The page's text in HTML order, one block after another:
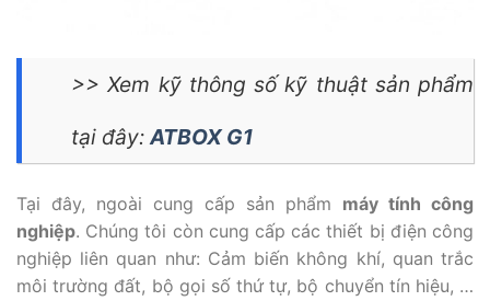
>> Xem kỹ thông số kỹ thuật sản phẩm
tại đây:ATBOX G1
Tại đây, ngoài cung cấp sản phẩm máy tính công
nghiệp. Chúng tôi còn cung cấp các thiết bị điện công
nghiệp liên quan như: Cảm biến không khí, quan trắc
môi trường đất, bộ gọi số thứ tự, bộ chuyển tín hiệu, …